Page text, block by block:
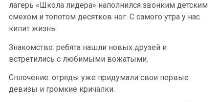
лагерь «Школа лидера» наполнился звонким детским
смехом и топотом десятков ног. С самого утра у нас
кипит жизнь:
Знакомство: ребята нашли новых друзей и
встретились с любимыми вожатыми.
Сплочение: отряды уже придумали свои первые
девизы и громкие кричалки.